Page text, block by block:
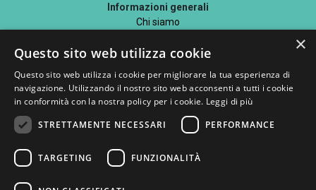
Informazioni generali
Chi siamo
Blog
Metodi di pagamento accettati
×
Questo sito web utilizza cookie
Questo sito web utilizza i cookie per migliorare la tua esperienza di
navigazione. Utilizzando il nostro sito web acconsenti a tutti i cookie
in conformità con la nostra policy per i cookie. Leggi di più
STRETTAMENTE NECESSARI
PERFORMANCE
TARGETING FUNZIONALITÀ